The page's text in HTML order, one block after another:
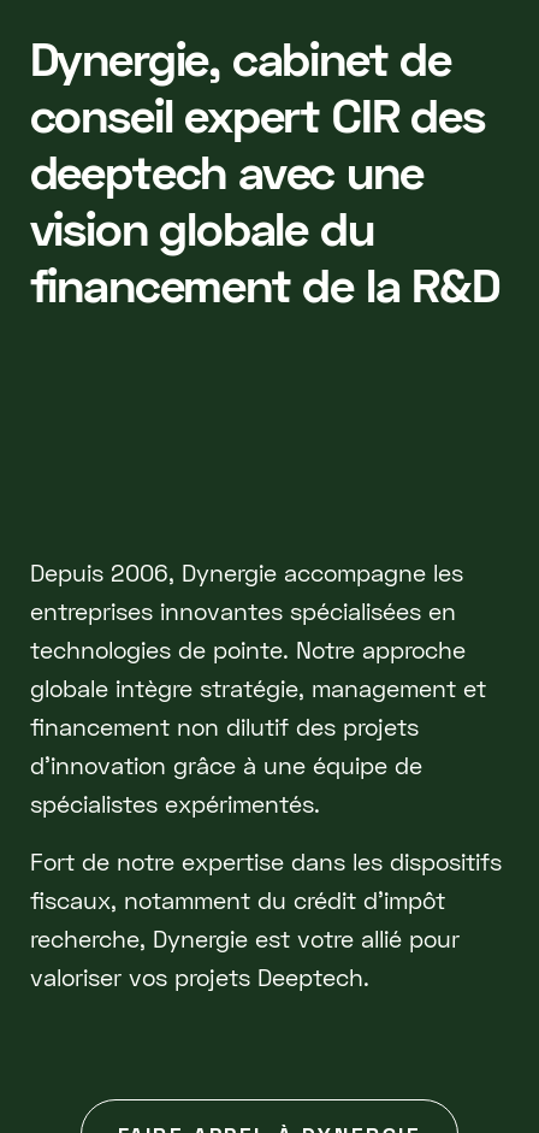
Dynergie, cabinet de
conseil expert CIR des
deeptech avec une
vision globale du
financement de la R&D
Depuis 2006, Dynergie accompagne les
entreprises innovantes spécialisées en
technologies de pointe. Notre approche
globale intègre stratégie, management et
financement non dilutif des projets
d'innovation grâce à une équipe de
spécialistes expérimentés.
Fort de notre expertise dans les dispositifs
fiscaux, notamment du crédit d’impôt
recherche, Dynergie est votre allié pour
valoriser vos projets Deeptech.